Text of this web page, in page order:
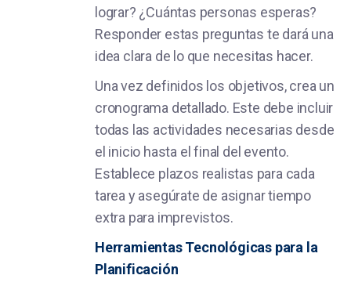
lograr? ¿Cuántas personas esperas?
Responder estas preguntas te dará una
idea clara de lo que necesitas hacer.
Una vez definidos los objetivos, crea un
cronograma detallado. Este debe incluir
todas las actividades necesarias desde
el inicio hasta el final del evento.
Establece plazos realistas para cada
tarea y asegúrate de asignar tiempo
extra para imprevistos.
Herramientas Tecnológicas para la
Planificación